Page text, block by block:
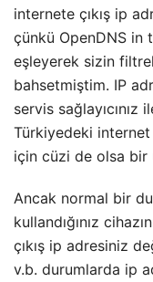
internete çıkış ip
çünkü OpenDNS in
eşleyerek sizin
bahsetmiştim. IP
servis
Türkiyedeki internet
için cüzi de olsa
Ancak normal bir
kullandığınız
çıkış ip adresiniz
v.b. durumlarda ip